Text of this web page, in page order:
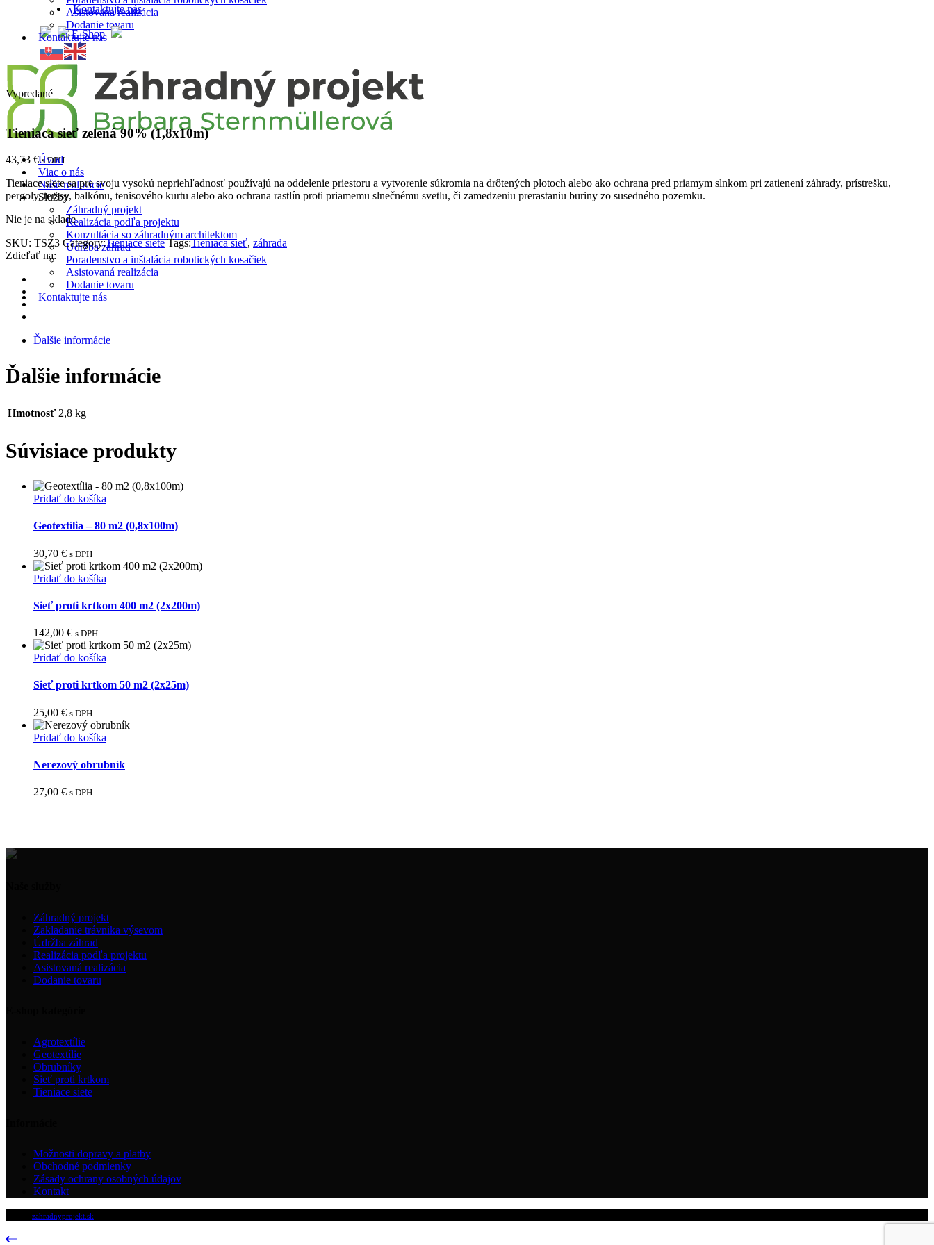
Kontaktujte nás
E-Shop
Úvod
Viac o nás
Naše realizácie
Služby
Záhradný projekt
Realizácia podľa projektu
Konzultácia so záhradným architektom
Údržba záhrad
Poradenstvo a inštalácia robotických kosačiek
Asistovaná realizácia
Dodanie tovaru
Kontaktujte nás
Asistovaná realizácia
Dodanie tovaru
Kontaktujte nás
Vypredané
Tieniaca sieť zelená 90% (1,8x10m)
43,73 € s DPH
Tieniace siete sa pre svoju vysokú nepriehľadnosť používajú na oddelenie priestoru a vytvorenie súkromia na drôtených plotoch alebo ako ochrana pred priamym slnkom pri zatienení záhrady, prístrešku,
pergoly, terasy, balkónu, tenisového kurtu alebo ako ochrana rastlín proti priamemu slnečnému svetlu, či zamedzeniu prerastaniu buriny zo susedného pozemku.
Nie je na sklade
SKU: TSZ3 Category:Tieniace siete Tags:Tieniaca sieť, záhrada
Zdieľať na:
Ďalšie informácie
Ďalšie informácie
Hmotnosť 2,8 kg
Súvisiace produkty
Pridať do košíka
Geotextília – 80 m2 (0,8x100m)
30,70 € s DPH
Pridať do košíka
Sieť proti krtkom 400 m2 (2x200m)
142,00 € s DPH
Pridať do košíka
Sieť proti krtkom 50 m2 (2x25m)
25,00 € s DPH
Pridať do košíka
Nerezový obrubník
27,00 € s DPH
Záhradný projekt
Zakladanie trávnika výsevom
Údržba záhrad
Realizácia podľa projektu
Asistovaná realizácia
Dodanie tovaru
Agrotextílie
Geotextílie
Obrubníky
Sieť proti krtkom
Tieniace siete
Možnosti dopravy a platby
Obchodné podmienky
Zásady ochrany osobných údajov
Kontakt
zahradnyprojekt.sk